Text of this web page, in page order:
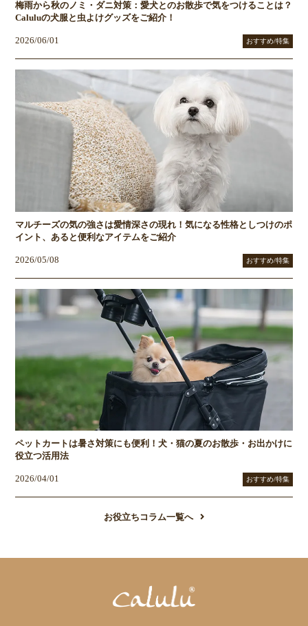
梅雨から秋のノミ・ダニ対策：愛犬とのお散歩で気をつけることは？
Caluluの犬服と虫よけグッズをご紹介！
2026/06/01 おすすめ/特集
マルチーズの気の強さは愛情深さの現れ！気になる性格としつけのポ
イント、あると便利なアイテムをご紹介
2026/05/08 おすすめ/特集
ペットカートは暑さ対策にも便利！犬・猫の夏のお散歩・お出かけに
役立つ活用法
2026/04/01 おすすめ/特集
お役立ちコラム一覧へ